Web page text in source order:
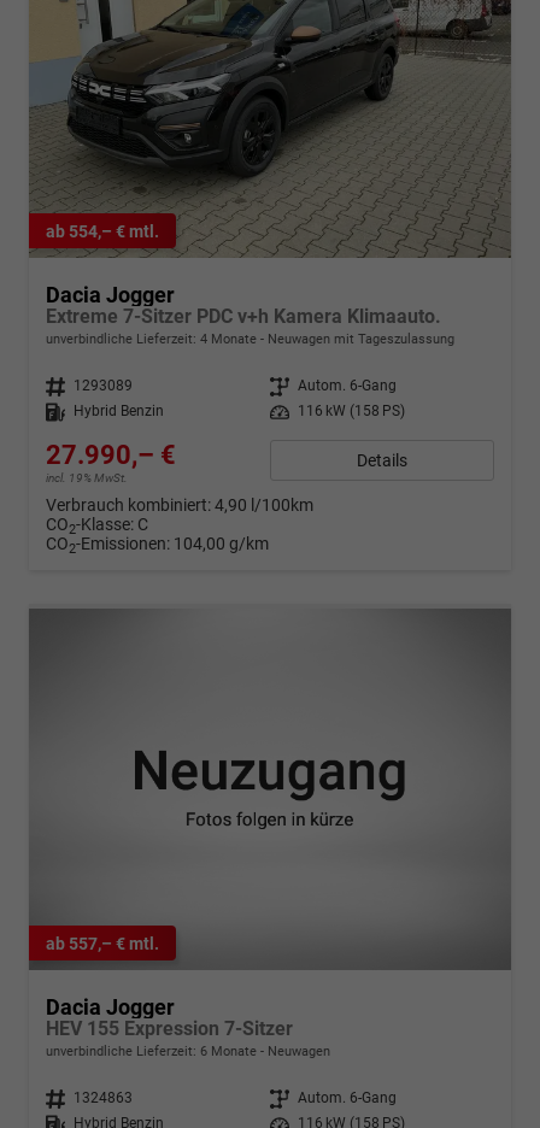
ab 554,– € mtl.
Dacia Jogger
Extreme 7-Sitzer PDC v+h Kamera Klimaauto.
unverbindliche Lieferzeit: 4 Monate Neuwagen mit Tageszulassung
Fahrzeugnr. 1293089 Getriebe Autom. 6-Gang
Kraftstoff
Hybrid Benzin Leistung 116 kW (158 PS)
27.990,– €
incl. 19% MwSt.
Details
Verbrauch kombiniert:4,90 l/100km
CO2-Klasse: C
CO2-Emissionen: 104,00 g/km
ab 557,– € mtl.
Dacia Jogger
HEV 155 Expression 7-Sitzer
unverbindliche Lieferzeit: 6 Monate Neuwagen
Fahrzeugnr. 1324863 Getriebe Autom. 6-Gang
Kraftstoff
Hybrid Benzin Leistung 116 kW (158 PS)